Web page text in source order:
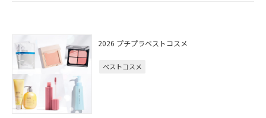
2026 プチプラベストコスメ
ベストコスメ